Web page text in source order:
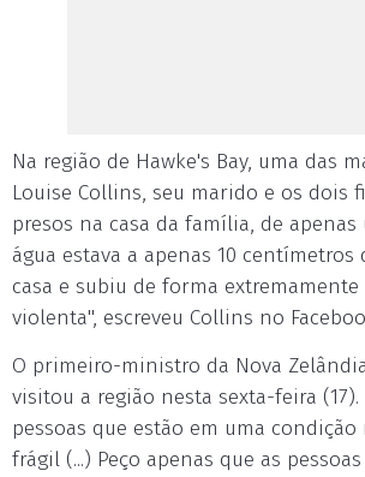
Na região de Hawke's Bay, uma das
Louise Collins, seu marido e os dois
presos na casa da família, de apenas
água estava a apenas 10
casa e subiu de forma extremamente
violenta", escreveu Collins no
O primeiro-ministro da Nova
visitou a região nesta sexta-feira (17).
pessoas que estão em uma
frágil (...) Peço apenas que as